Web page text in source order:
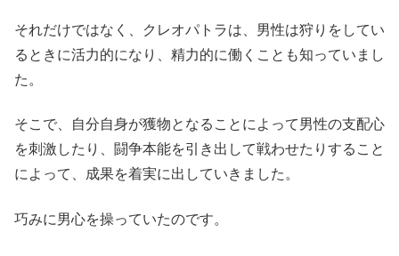
それだけではなく、クレオパトラは、男性は狩りをしてい
るときに活力的になり、精力的に働くことも知っていまし
た。
そこで、自分自身が獲物となることによって男性の支配心
を刺激したり、闘争本能を引き出して戦わせたりすること
によって、成果を着実に出していきました。
巧みに男心を操っていたのです。